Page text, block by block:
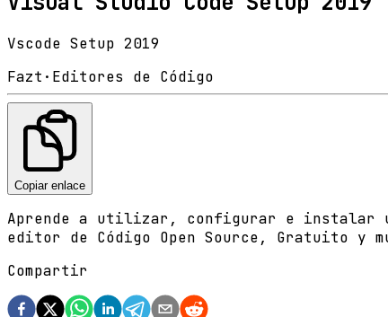
Vscode Setup 2019
Fazt · Editores de Código
Copiar enlace
Aprende a utilizar, configurar e instalar
editor de Código Open Source, Gratuito y
Compartir